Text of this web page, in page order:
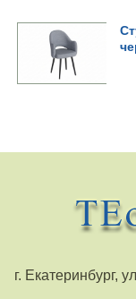
г. Екатеринбург,